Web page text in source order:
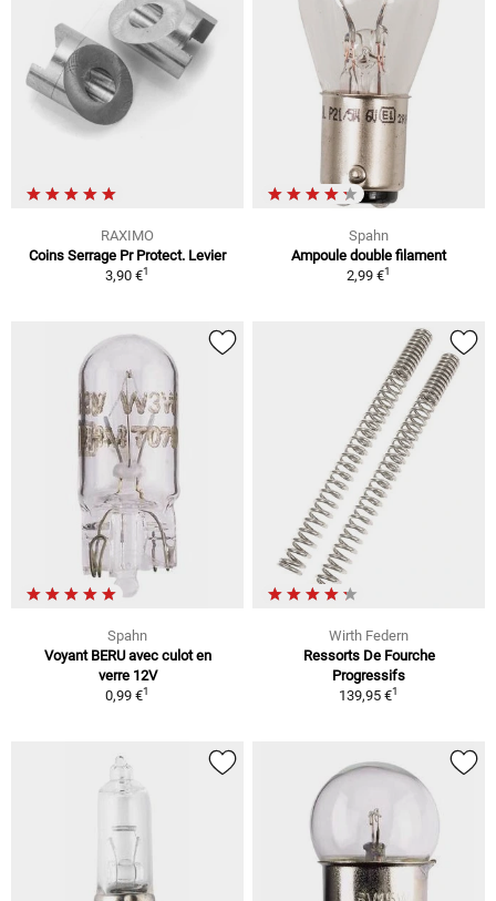
RAXIMO
Coins Serrage Pr Protect. Levier
3,90 €1
Spahn
Ampoule double filament
2,99 €1
Spahn
Voyant BERU avec culot en
verre 12V
0,99 €1
Wirth Federn
Ressorts De Fourche
Progressifs
139,95 €1